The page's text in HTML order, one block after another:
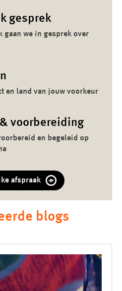
gesprek
gaan we in gesprek over
en land van jouw voorkeur
voorbereiding
en begeleid op
afspraak
blogs